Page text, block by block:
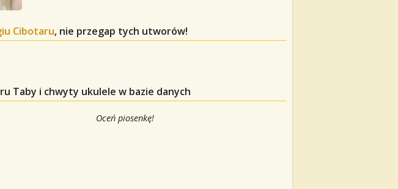
Cibotaru, nie przegap tych utworów!
Taby i chwyty ukulele w bazie danych
Oceń piosenkę!